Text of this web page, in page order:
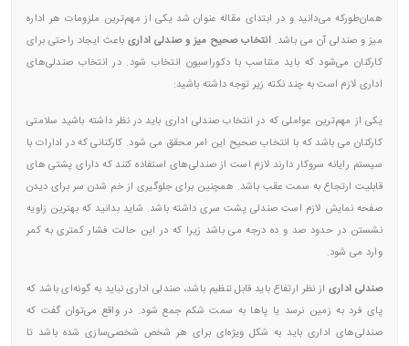
همان‌طورکه می‌دانید و در ابتدای مقاله عنوان شد یکی از مهم‌ترین ملزومات هر اداره
میز و صندلی آن می باشد.انتخاب صحیح میز و صندلی اداری باعث ایجاد راحتی برای
کارکنان می‌شود که باید متناسب با دکوراسیون انتخاب شود. در انتخاب صندلی‌های
اداری لازم است به چند نکته زیر توجه داشته باشید:
یکی از مهم‌ترین عواملی که در انتخاب صندلی اداری باید در نظر داشته باشید سلامتی
کارکنان می باشد که با انتخاب صحیح این امر محقق می شود. کارکنانی که در ادارات با
سیستم رایانه سروکار دارند لازم است از صندلی‌های استفاده کنند که دارای پشتی های
قابلیت ارتجاع به سمت عقب باشد. همچنین برای جلوگیری از خم شدن سر برای دیدن
صفحه نمایش لازم است صندلی پشت سری داشته باشد. شاید بدانید که بهترین زاویه
نشستن در حدود صد و ده درجه می باشد زیرا که در این حالت فشار کمتری به کمر
وارد می شود.
صندلی اداری از نظر ارتفاع باید قابل تنظیم باشد، صندلی اداری نباید به گونه‌ای باشد که
پای فرد به زمین نرسد یا پاها به سمت شکم جمع شود. در واقع می‌‌توان گفت که
صندلی‌های اداری باید به شکل ویژه‌ای برای هر شخص شخصی‌سازی شده باشد تا